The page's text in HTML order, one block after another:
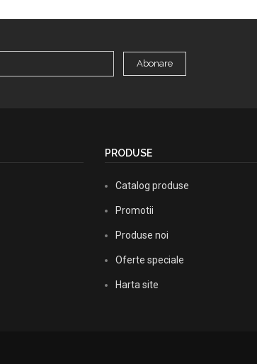
Abonare
PRODUSE
Catalog produse
Promotii
Produse noi
Oferte speciale
Harta site